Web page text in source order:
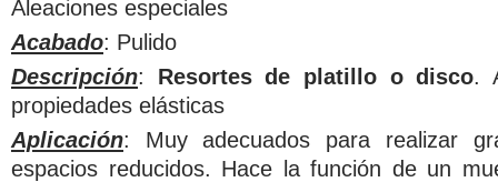
Aleaciones especiales
Acabado: Pulido
Descripción: Resortes de platillo o disco.
propiedades elásticas
Aplicación: Muy adecuados para realizar
espacios reducidos. Hace la función de un